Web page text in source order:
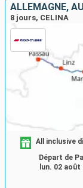
ALLEMAGNE,
8 jours, CELINA
All inclusive
Départ de
lun. 02 août